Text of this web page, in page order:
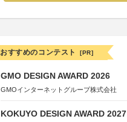
おすすめのコンテスト [PR]
GMO DESIGN AWARD 2026
GMOインターネットグループ株式会社
KOKUYO DESIGN AWARD 2027